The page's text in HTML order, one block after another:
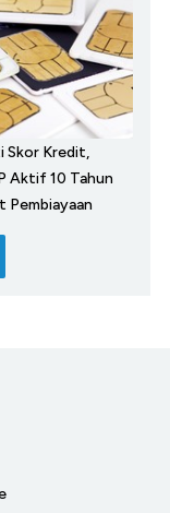
Skor Kredit,
Aktif 10 Tahun
Pembiayaan